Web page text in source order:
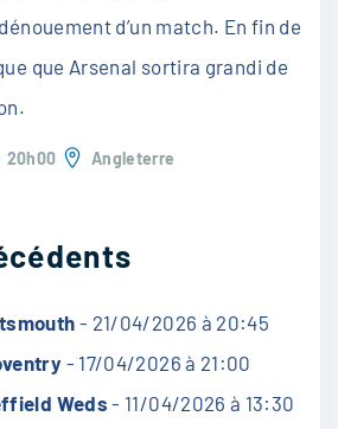
d’un match. En fin de
que Arsenal sortira grandi de
20h00 Angleterre
- 21/04/2026 à 20:45
- 17/04/2026 à 21:00
Weds - 11/04/2026 à 13:30